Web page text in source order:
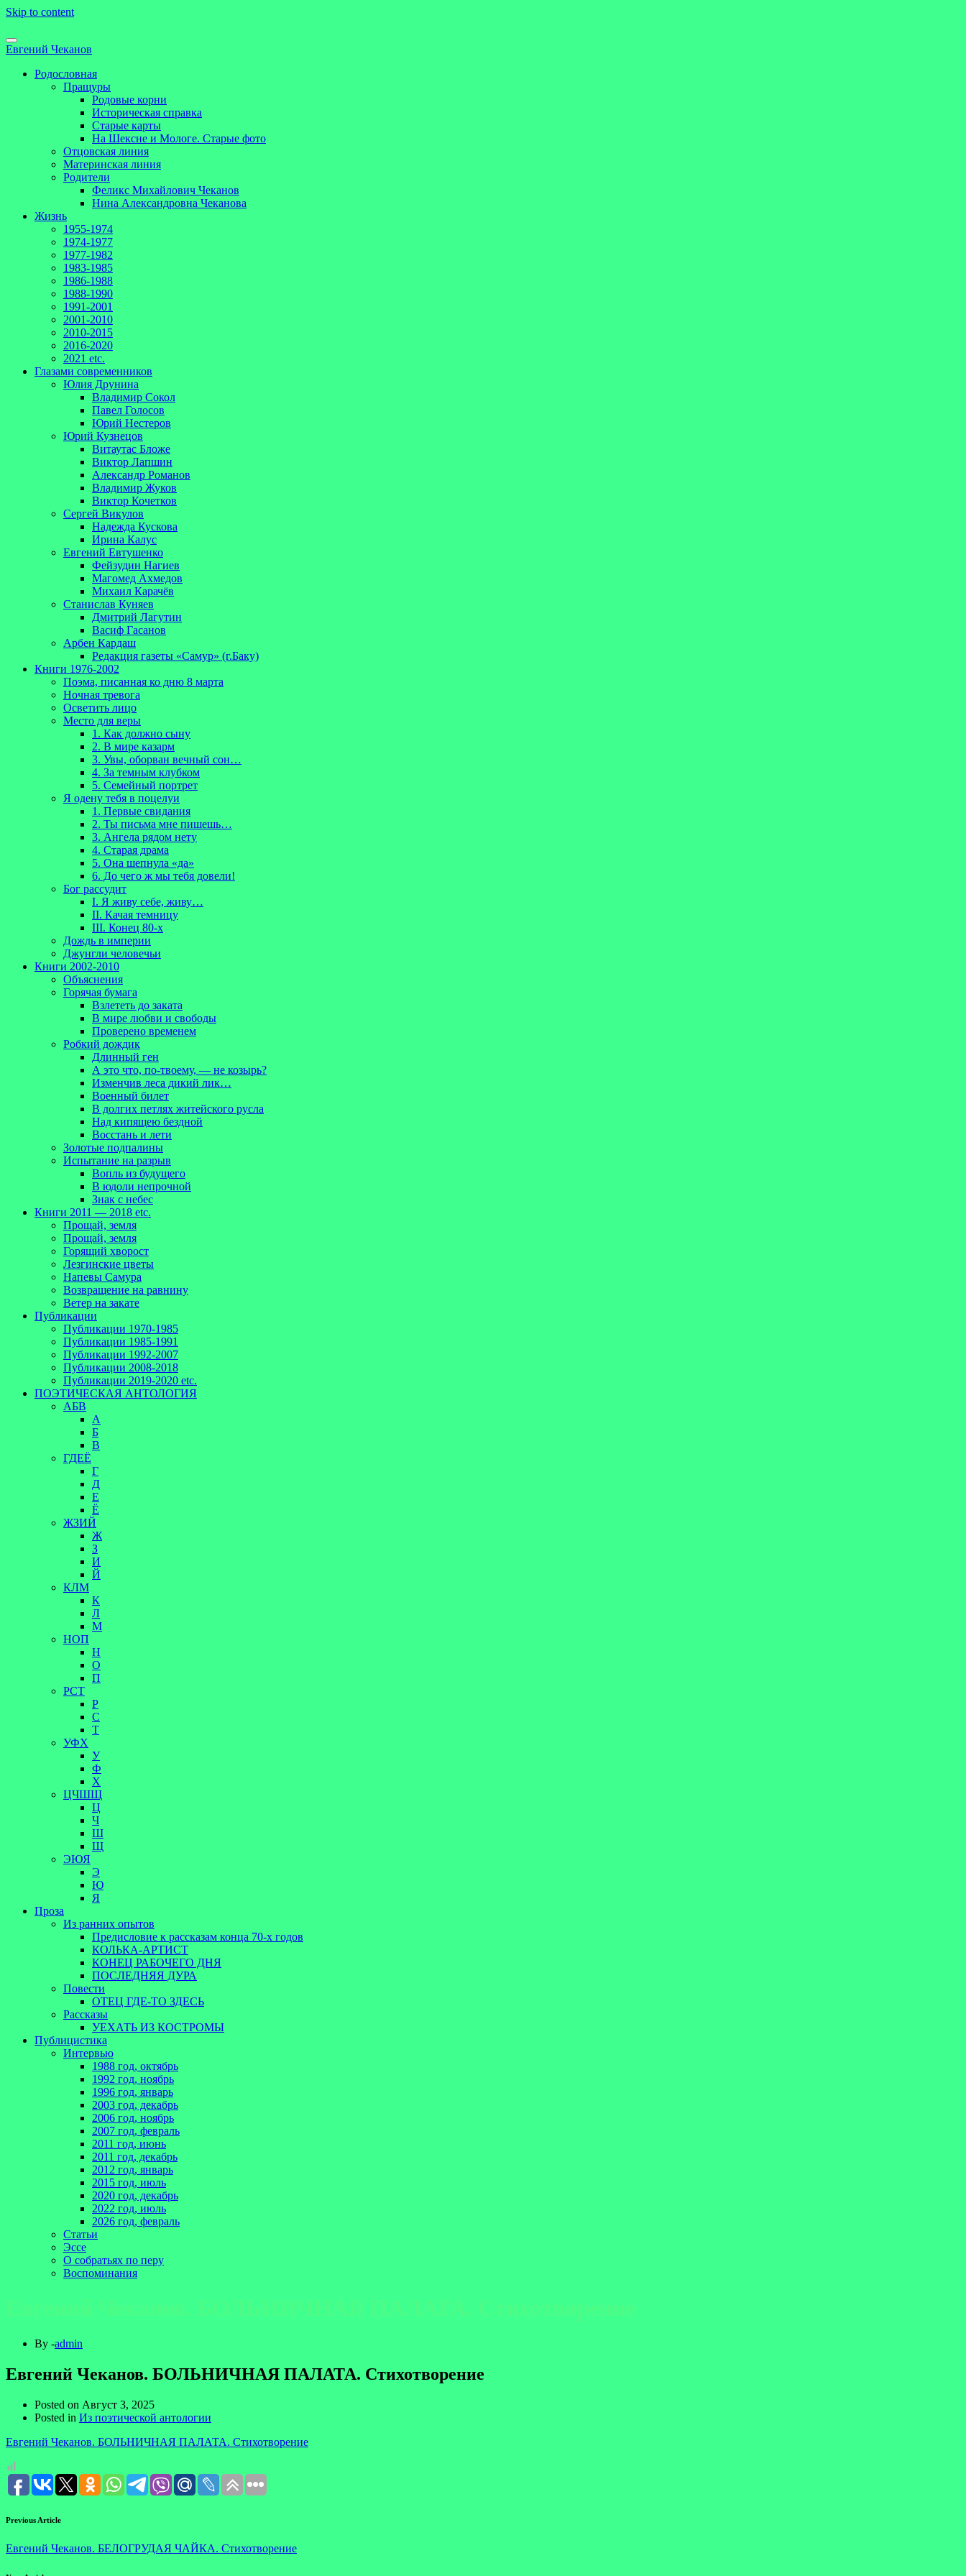
Skip to content
Евгений Чеканов
Родословная
Пращуры
Родовые корни
Историческая справка
Старые карты
На Шексне и Мологе. Старые фото
Отцовская линия
Материнская линия
Родители
Феликс Михайлович Чеканов
Нина Александровна Чеканова
Жизнь
1955-1974
1974-1977
1977-1982
1983-1985
1986-1988
1988-1990
1991-2001
2001-2010
2010-2015
2016-2020
2021 etc.
Глазами современников
Юлия Друнина
Владимир Сокол
Павел Голосов
Юрий Нестеров
Юрий Кузнецов
Витаутас Бложе
Виктор Лапшин
Александр Романов
Владимир Жуков
Виктор Кочетков
Сергей Викулов
Надежда Кускова
Ирина Калус
Евгений Евтушенко
Фейзудин Нагиев
Магомед Ахмедов
Михаил Карачёв
Станислав Куняев
Дмитрий Лагутин
Васиф Гасанов
Арбен Кардаш
Редакция газеты «Самур» (г.Баку)
Книги 1976-2002
Поэма, писанная ко дню 8 марта
Ночная тревога
Осветить лицо
Место для веры
1. Как должно сыну
2. В мире казарм
3. Увы, оборван вечный сон…
4. За темным клубком
5. Семейный портрет
Я одену тебя в поцелуи
1. Первые свидания
2. Ты письма мне пишешь…
3. Ангела рядом нету
4. Старая драма
5. Она шепнула «да»
6. До чего ж мы тебя довели!
Бог рассудит
I. Я живу себе, живу…
II. Качая темницу
III. Конец 80-х
Дождь в империи
Джунгли человечьи
Книги 2002-2010
Объяснения
Горячая бумага
Взлететь до заката
В мире любви и свободы
Проверено временем
Робкий дождик
Длинный ген
А это что, по-твоему, — не козырь?
Изменчив леса дикий лик…
Военный билет
В долгих петлях житейского русла
Над кипящею бездной
Восстань и лети
Золотые подпалины
Испытание на разрыв
Вопль из будущего
В юдоли непрочной
Знак с небес
Книги 2011 — 2018 etc.
Прощай, земля
Прощай, земля
Горящий хворост
Лезгинские цветы
Напевы Самура
Возвращение на равнину
Ветер на закате
Публикации
Публикации 1970-1985
Публикации 1985-1991
Публикации 1992-2007
Публикации 2008-2018
Публикации 2019-2020 etc.
ПОЭТИЧЕСКАЯ АНТОЛОГИЯ
АБВ
А
Б
В
ГДЕЁ
Г
Д
Е
Ё
ЖЗИЙ
Ж
З
И
Й
КЛМ
К
Л
М
НОП
Н
О
П
РСТ
Р
С
Т
УФХ
У
Ф
Х
ЦЧШЩ
Ц
Ч
Ш
Щ
ЭЮЯ
Э
Ю
Я
Проза
Из ранних опытов
Предисловие к рассказам конца 70-х годов
КОЛЬКА-АРТИСТ
КОНЕЦ РАБОЧЕГО ДНЯ
ПОСЛЕДНЯЯ ДУРА
Повести
ОТЕЦ ГДЕ-ТО ЗДЕСЬ
Рассказы
УЕХАТЬ ИЗ КОСТРОМЫ
Публицистика
Интервью
1988 год, октябрь
1992 год, ноябрь
1996 год, январь
2003 год, декабрь
2006 год, ноябрь
2007 год, февраль
2011 год, июнь
2011 год, декабрь
2012 год, январь
2015 год, июль
2020 год, декабрь
2022 год, июль
2026 год, февраль
Статьи
Эссе
О собратьях по перу
Воспоминания
By -admin
Евгений Чеканов. БОЛЬНИЧНАЯ ПАЛАТА. Стихотворение
Posted on Август 3, 2025
Posted in Из поэтической антологии
Евгений Чеканов. БОЛЬНИЧНАЯ ПАЛАТА. Стихотворение
Previous Article
Евгений Чеканов. БЕЛОГРУДАЯ ЧАЙКА. Стихотворение